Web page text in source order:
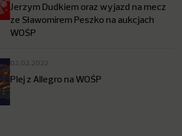
Jerzym Dudkiem oraz wyjazd na mecz
ze Sławomirem Peszko na aukcjach
WOŚP
02.02.2022
Plej z Allegro na WOŚP